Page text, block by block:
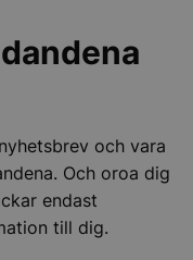
och vara
Och oroa dig
endast
till dig.
Inriktning
inte
cookies.
YouTube